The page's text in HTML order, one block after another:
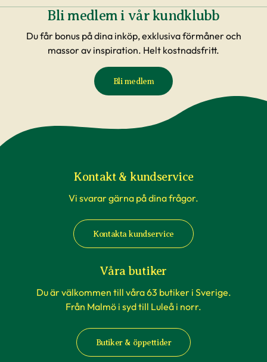
Bli medlem i vår kundklubb
Du får bonus på dina inköp, exklusiva förmåner och
massor av inspiration. Helt kostnadsfritt.
Bli medlem
Kontakt & kundservice
Vi svarar gärna på dina frågor.
Kontakta kundservice
Våra butiker
Du är välkommen till våra 63 butiker i Sverige.
Från Malmö i syd till Luleå i norr.
Butiker & öppettider